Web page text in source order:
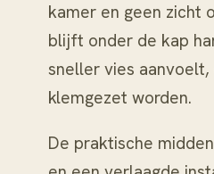
kamer en geen zicht
blijft onder de kap
sneller vies
klemgezet worden.
De praktische